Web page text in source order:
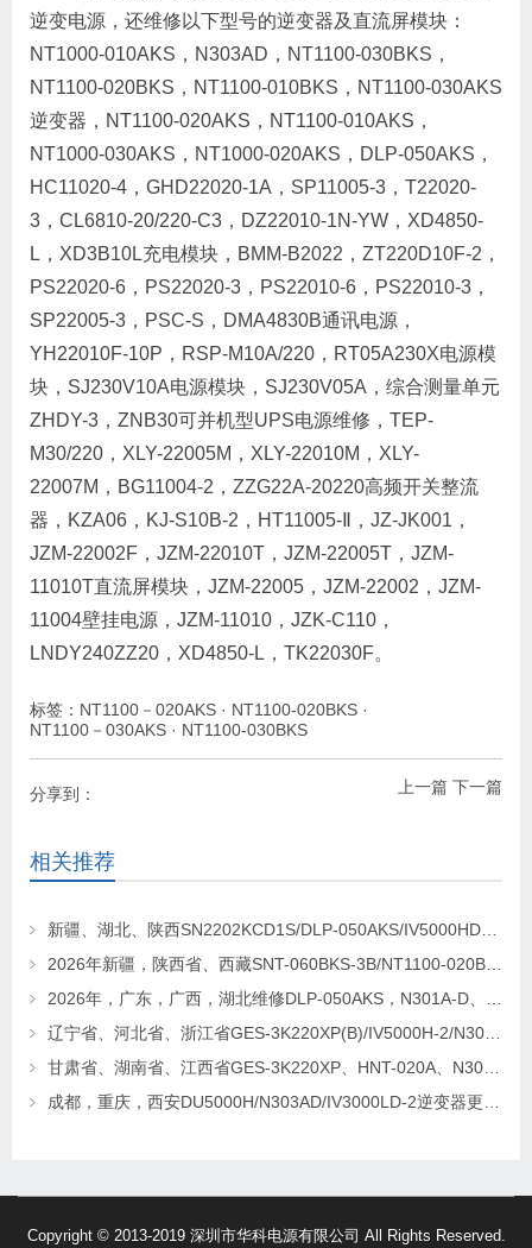
逆变电源，还维修以下型号的逆变器及直流屏模块：
NT1000-010AKS，N303AD，NT1100-030BKS，
NT1100-020BKS，NT1100-010BKS，NT1100-030AKS
逆变器，NT1100-020AKS，NT1100-010AKS，
NT1000-030AKS，NT1000-020AKS，DLP-050AKS，
HC11020-4，GHD22020-1A，SP11005-3，T22020-
3，CL6810-20/220-C3，DZ22010-1N-YW，XD4850-
L，XD3B10L充电模块，BMM-B2022，ZT220D10F-2，
PS22020-6，PS22020-3，PS22010-6，PS22010-3，
SP22005-3，PSC-S，DMA4830B通讯电源，
YH22010F-10P，RSP-M10A/220，RT05A230X电源模
块，SJ230V10A电源模块，SJ230V05A，综合测量单元
ZHDY-3，ZNB30可并机型UPS电源维修，TEP-
M30/220，XLY-22005M，XLY-22010M，XLY-
22007M，BG11004-2，ZZG22A-20220高频开关整流
器，KZA06，KJ-S10B-2，HT11005-Ⅱ，JZ-JK001，
JZM-22002F，JZM-22010T，JZM-22005T，JZM-
11010T直流屏模块，JZM-22005，JZM-22002，JZM-
11004壁挂电源，JZM-11010，JZK-C110，
LNDY240ZZ20，XD4850-L，TK22030F。
标签： NT1100－020AKS · NT1100-020BKS ·
NT1100－030AKS · NT1100-030BKS
上一篇 下一篇
分享到：
相关推荐
新疆、湖北、陕西SN2202KCD1S/DLP-050AKS/IV5000HD-2逆变器维修更换
2026年新疆，陕西省、西藏SNT-060BKS-3B/NT1100-020BKS/N303A-D逆变器维修找华科电源
2026年，广东，广西，湖北维修DLP-050AKS，N301A-D、SNT-060BKS-3B逆变器
辽宁省、河北省、浙江省GES-3K220XP(B)/IV5000H-2/N303AD逆变电源更换及维修
甘肃省、湖南省、江西省GES-3K220XP、HNT-020A、N303AD逆变器更换及维修
成都，重庆，西安DU5000H/N303AD/IV3000LD-2逆变器更换维修
Copyright © 2013-2019 深圳市华科电源有限公司 All Rights Reserved.